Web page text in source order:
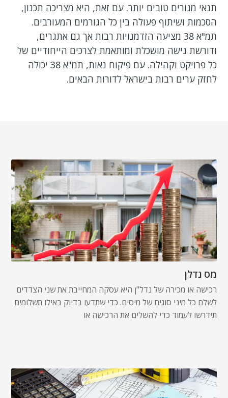
תנאי מגורים טובים יותר. עם זאת, היא מצריכה תכנון,
הסכמות ושיתוף פעולה בין כל הגורמים המעורבים.
תמ"א 38 מציעה הזדמנויות רבות אך גם אתגרים,
ודורשת גישה מושכלת ומותאמת לצרכים הייחודיים של
כל פרויקט וקהילה. עם פיקוח נאות, תמ"א 38 יכולה
לחזק ערים רבות בישראל לדורות הבאים.
מס נדלן
רכישה או מכירה של נדל"ן היא עסקה המחייבת את שני הצדדים
לשלם כל מיני סוגים של מיסים. כדי שתדעו בדיוק באילו תשלומים
תידרשו לעמוד כדי להשלים את הרכישה או